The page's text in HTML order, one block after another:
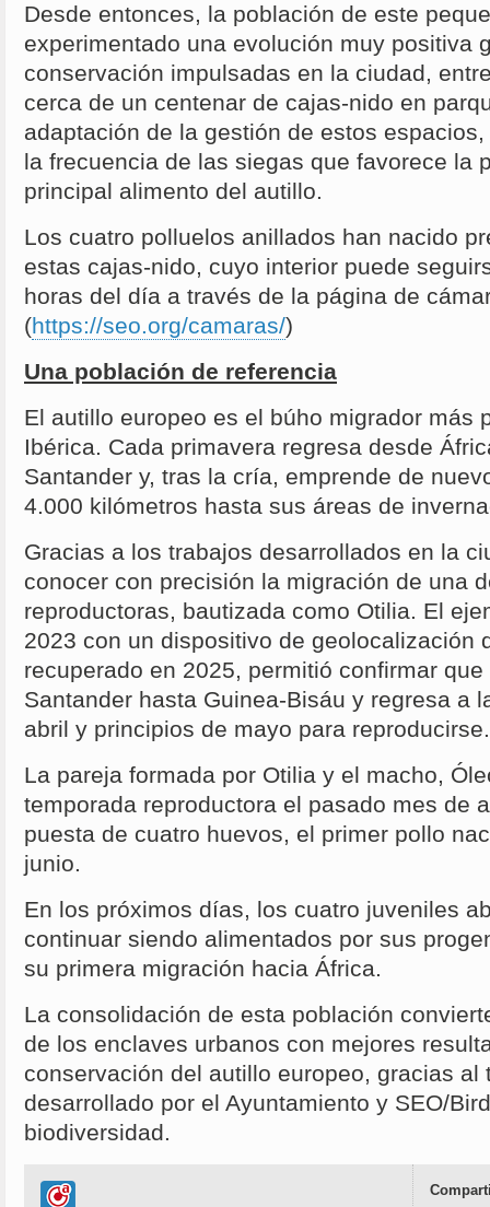
Desde entonces, la población de este
experimentado una evolución muy positiva
conservación impulsadas en la ciudad,
cerca de un centenar de cajas-nido en
adaptación de la gestión de estos
la frecuencia de las siegas que favorece la
principal alimento del autillo.
Los cuatro polluelos anillados han nacido
estas cajas-nido, cuyo interior puede
horas del día a través de la página de
(https://seo.org/camaras/)
Una población de referencia
El autillo europeo es el búho migrador más
Ibérica. Cada primavera regresa desde
Santander y, tras la cría, emprende de
4.000 kilómetros hasta sus áreas de
Gracias a los trabajos desarrollados en la
conocer con precisión la migración de una
reproductoras, bautizada como Otilia. El
2023 con un dispositivo de geolocalización
recuperado en 2025, permitió confirmar
Santander hasta Guinea-Bisáu y regresa a
abril y principios de mayo para reproducirse.
La pareja formada por Otilia y el macho,
temporada reproductora el pasado mes de
puesta de cuatro huevos, el primer pollo
junio.
En los próximos días, los cuatro juveniles
continuar siendo alimentados por sus
su primera migración hacia África.
La consolidación de esta población
de los enclaves urbanos con mejores
conservación del autillo europeo, gracias al
desarrollado por el Ayuntamiento y SEO/
biodiversidad.